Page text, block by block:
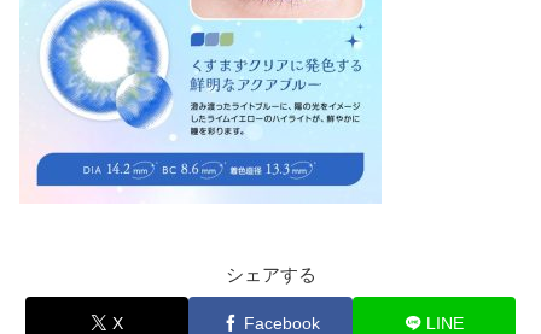
シェアする
X Facebook LINE